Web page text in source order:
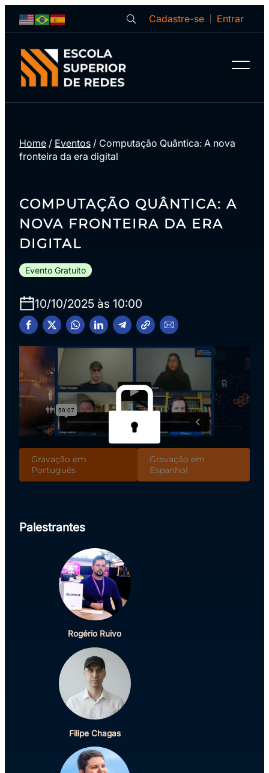
Cadastre-se Entrar
Home / Eventos / Computação Quântica: A nova
fronteira da era digital
COMPUTAÇÃO QUÂNTICA: A
NOVA FRONTEIRA DA ERA
DIGITAL
Evento Gratuito
10/10/2025 às 10:00
Gravação em
Português
Gravação em
Espanhol
Palestrantes
Rogério Ruivo
Filipe Chagas